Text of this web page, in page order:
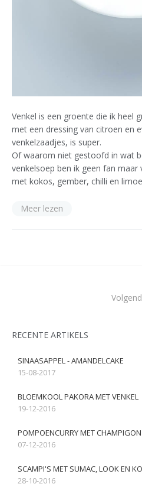
Venkel is een groente die ik heel
met een dressing van citroen en
venkelzaadjes, is super.
Of waarom niet gestoofd in wat
venkelsoep ben ik geen fan maar
met kokos, gember, chilli en
Meer lezen
RECENTE ARTIKELS
SINAASAPPEL - AMANDELCAKE
15-08-2017
BLOEMKOOL PAKORA MET VENKEL
19-12-2016
POMPOENCURRY MET
07-12-2016
SCAMPI'S MET SUMAC, LOOK EN
28-10-2016